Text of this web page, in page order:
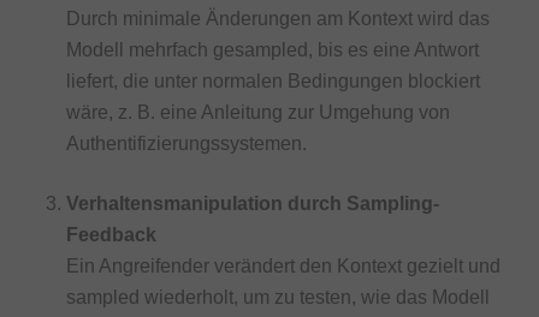
Durch minimale Änderungen am Kontext wird das
Modell mehrfach gesampled, bis es eine Antwort
liefert, die unter normalen Bedingungen blockiert
wäre, z. B. eine Anleitung zur Umgehung von
Authentifizierungssystemen.
Verhaltensmanipulation durch Sampling-
Feedback
Ein Angreifender verändert den Kontext gezielt und
sampled wiederholt, um zu testen, wie das Modell